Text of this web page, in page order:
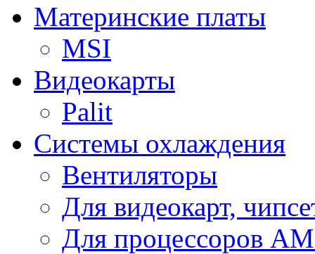
Материнские платы
MSI
Видеокарты
Palit
Системы охлаждения
Вентиляторы
Для видеокарт,
Для процессоров